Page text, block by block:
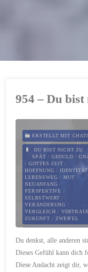
954 – Du
ERSTELLT MIT
DU BIST NICHT ZU
SPÄT / GEDULD /
/ GOTTES ZEIT /
HOFFNUNG / IDENTITÄT
LEBENSWEG / MUT /
NEUANFANG /
PERSPEKTIVE /
SELBSTWERT /
VERÄNDERUNG /
VERGLEICH /
ZUKUNFT /ZWEIFEL
Du denkst, alle anderen
Dieses Gefühl kann dich
Diese Andacht zeigt dir,